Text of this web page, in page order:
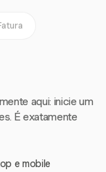
aqui: inicie um
É exatamente
e mobile